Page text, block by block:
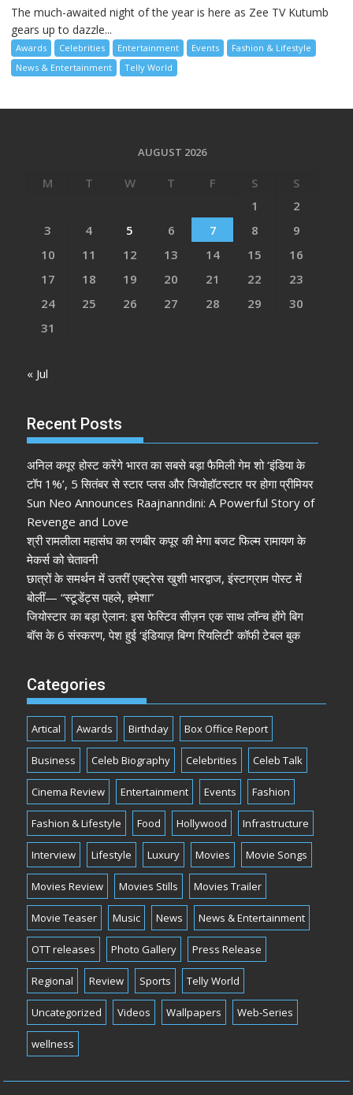
The much-awaited night of the year is here as Zee TV Kutumb
gears up to dazzle...
Awards Celebrities Entertainment Events
Fashion & Lifestyle
News & Entertainment
Telly World
AUGUST 2026
M T W T F S
S
1
2
3
4 5 6 7 8
9
10
11 12 13 14 15
16
17
18 19 20 21 22
23
24
25 26 27 28 29
30
31
« Jul
Recent Posts
अनिल कपूर होस्ट करेंगे भारत का सबसे बड़ा फैमिली गेम शो ‘इंडिया के
टॉप 1%’, 5 सितंबर से स्टार प्लस और जियोहॉटस्टार पर होगा प्रीमियर
Sun Neo Announces Raajnanndini: A Powerful Story of
Revenge and Love
श्री रामलीला महासंघ का रणबीर कपूर की मेगा बजट फिल्म रामायण के
मेकर्स को चेतावनी
छात्रों के समर्थन में उतरीं एक्ट्रेस खुशी भारद्वाज, इंस्टाग्राम पोस्ट में
बोलीं— “स्टूडेंट्स पहले, हमेशा”
जियोस्टार का बड़ा ऐलान: इस फेस्टिव सीज़न एक साथ लॉन्च होंगे बिग
बॉस के 6 संस्करण, पेश हुई ‘इंडियाज़ बिग्ग रियलिटी’ कॉफी टेबल बुक
Categories
Artical Awards Birthday Box Office Report
Business Celeb Biography Celebrities Celeb Talk
Cinema Review Entertainment Events Fashion
Fashion & Lifestyle Food Hollywood Infrastructure
Interview Lifestyle Luxury Movies Movie Songs
Movies Review Movies Stills Movies Trailer
Movie Teaser Music News News & Entertainment
OTT releases Photo Gallery Press Release
Regional Review Sports Telly World
Uncategorized Videos Wallpapers Web-Series
wellness